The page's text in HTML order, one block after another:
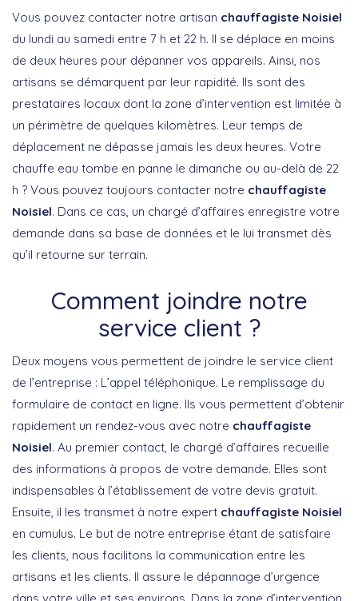
Vous pouvez contacter notre artisan chauffagiste Noisiel
du lundi au samedi entre 7 h et 22 h. Il se déplace en moins
de deux heures pour dépanner vos appareils. Ainsi, nos
artisans se démarquent par leur rapidité. Ils sont des
prestataires locaux dont la zone d’intervention est limitée à
un périmètre de quelques kilomètres. Leur temps de
déplacement ne dépasse jamais les deux heures. Votre
chauffe eau tombe en panne le dimanche ou au-delà de 22
h ? Vous pouvez toujours contacter notre chauffagiste
Noisiel. Dans ce cas, un chargé d’affaires enregistre votre
demande dans sa base de données et le lui transmet dès
qu’il retourne sur terrain.
Comment joindre notre
service client ?
Deux moyens vous permettent de joindre le service client
de l’entreprise : L’appel téléphonique. Le remplissage du
formulaire de contact en ligne. Ils vous permettent d’obtenir
rapidement un rendez-vous avec notre chauffagiste
Noisiel. Au premier contact, le chargé d’affaires recueille
des informations à propos de votre demande. Elles sont
indispensables à l’établissement de votre devis gratuit.
Ensuite, il les transmet à notre expert chauffagiste Noisiel
en cumulus. Le but de notre entreprise étant de satisfaire
les clients, nous facilitons la communication entre les
artisans et les clients. Il assure le dépannage d’urgence